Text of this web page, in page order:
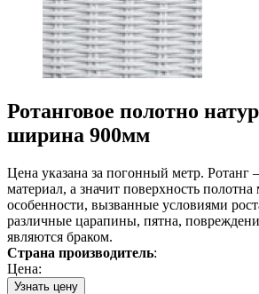
Ротанговое полотно
ширина 900мм
Цена указана за погонный метр.
материал, а значит поверхность
особенности, вызванные условиями
различные царапины, пятна,
являются браком.
Страна производитель:
Цена:
Узнать цену